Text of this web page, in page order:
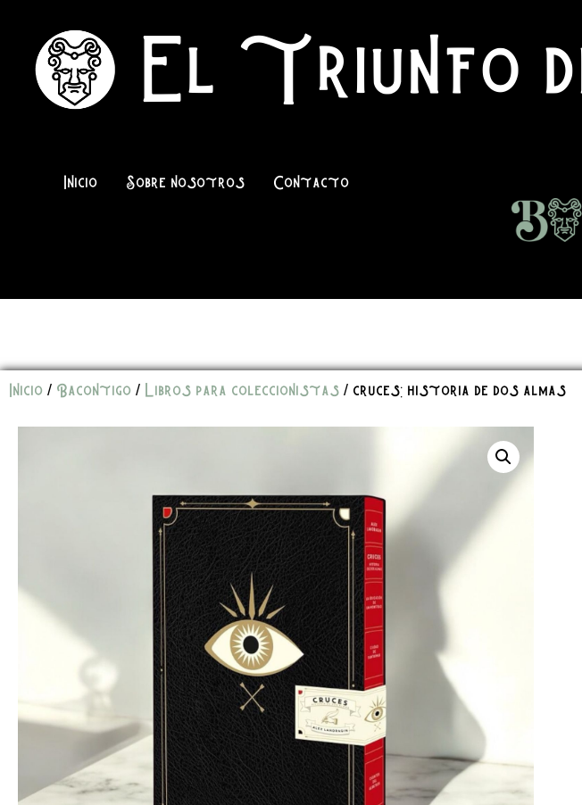
El Triunfo
Inicio Sobre nosotros Contacto
Inicio / Bacontigo / Libros para coleccionistas / cruces: historia de dos almas